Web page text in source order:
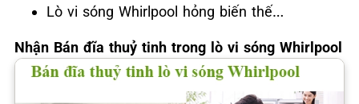
Lò vi sóng Whirlpool hỏng biến thế…
Nhận Bán đĩa thuỷ tinh trong lò vi sóng Whirlpool